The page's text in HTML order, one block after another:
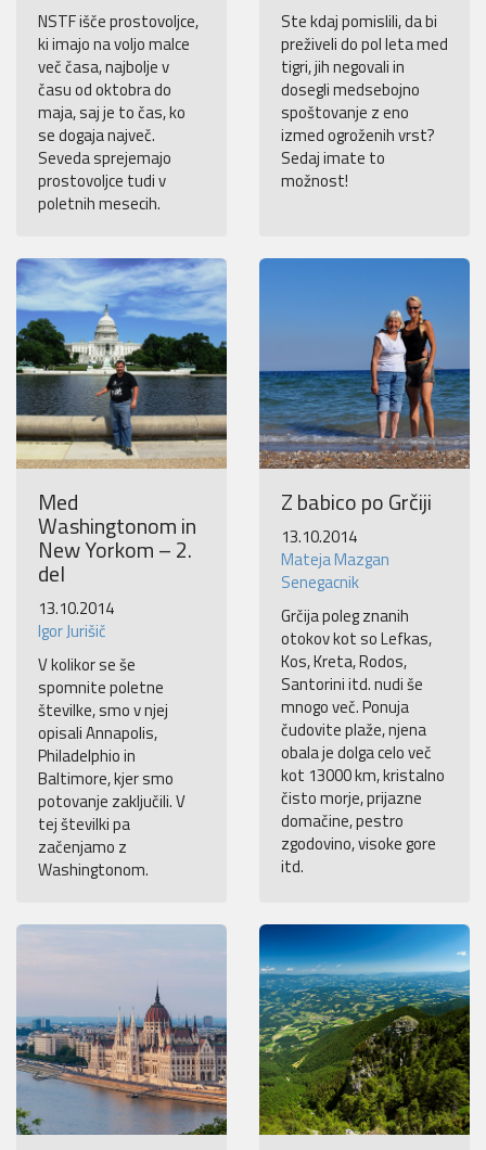
NSTF išče prostovoljce,
ki imajo na voljo malce
več časa, najbolje v
času od oktobra do
maja, saj je to čas, ko
se dogaja največ.
Seveda sprejemajo
prostovoljce tudi v
poletnih mesecih.
Ste kdaj pomislili, da bi
preživeli do pol leta med
tigri, jih negovali in
dosegli medsebojno
spoštovanje z eno
izmed ogroženih vrst?
Sedaj imate to
možnost!
Med
Washingtonom in
New Yorkom – 2.
del
13.10.2014
Igor Jurišič
V kolikor se še
spomnite poletne
številke, smo v njej
opisali Annapolis,
Philadelphio in
Baltimore, kjer smo
potovanje zaključili. V
tej številki pa
začenjamo z
Washingtonom.
Z babico po Grčiji
13.10.2014
Mateja Mazgan
Senegacnik
Grčija poleg znanih
otokov kot so Lefkas,
Kos, Kreta, Rodos,
Santorini itd. nudi še
mnogo več. Ponuja
čudovite plaže, njena
obala je dolga celo več
kot 13000 km, kristalno
čisto morje, prijazne
domačine, pestro
zgodovino, visoke gore
itd.